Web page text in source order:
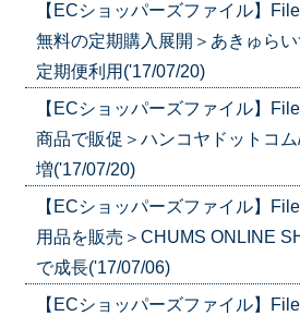
【ECショッパーズファイル】
無料の定期購入展開＞あきゅら
定期便利用('17/07/20)
【ECショッパーズファイル】
商品で販促＞ハンコヤドットコ
増('17/07/20)
【ECショッパーズファイル】
用品を販売＞CHUMS ONLINE
で成長('17/07/06)
【ECショッパーズファイル】